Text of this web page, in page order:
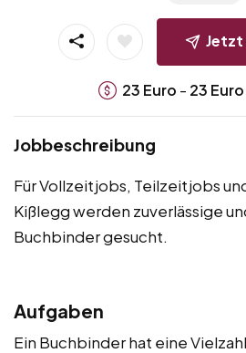
Jetzt
23 Euro - 23 Euro
Jobbeschreibung
Für Vollzeitjobs, Teilzeitjobs
Kißlegg werden zuverlässige
Buchbinder gesucht.
Aufgaben
Ein Buchbinder hat eine